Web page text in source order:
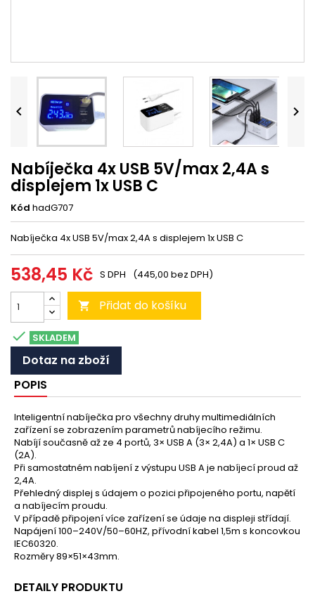
 
Nabíječka 4x USB 5V/max 2,4A s
displejem 1x USB C
Kód hadG707
Nabíječka 4x USB 5V/max 2,4A s displejem 1x USB C
538,45 Kč S DPH (445,00 bez DPH)
 Přidat do košíku
 SKLADEM
Dotaz na zboží
POPIS
Inteligentní nabíječka pro všechny druhy multimediálních
zařízení se zobrazením parametrů nabíjecího režimu.
Nabíjí současně až ze 4 portů, 3× USB A (3× 2,4A) a 1× USB C
(2A).
Při samostatném nabíjení z výstupu USB A je nabíjecí proud až
2,4A.
Přehledný displej s údajem o pozici připojeného portu, napětí
a nabíjecím proudu.
V případě připojení více zařízení se údaje na displeji střídají.
Napájení 100–240V/50–60HZ, přívodní kabel 1,5m s koncovkou
IEC60320.
Rozměry 89×51×43mm.
DETAILY PRODUKTU